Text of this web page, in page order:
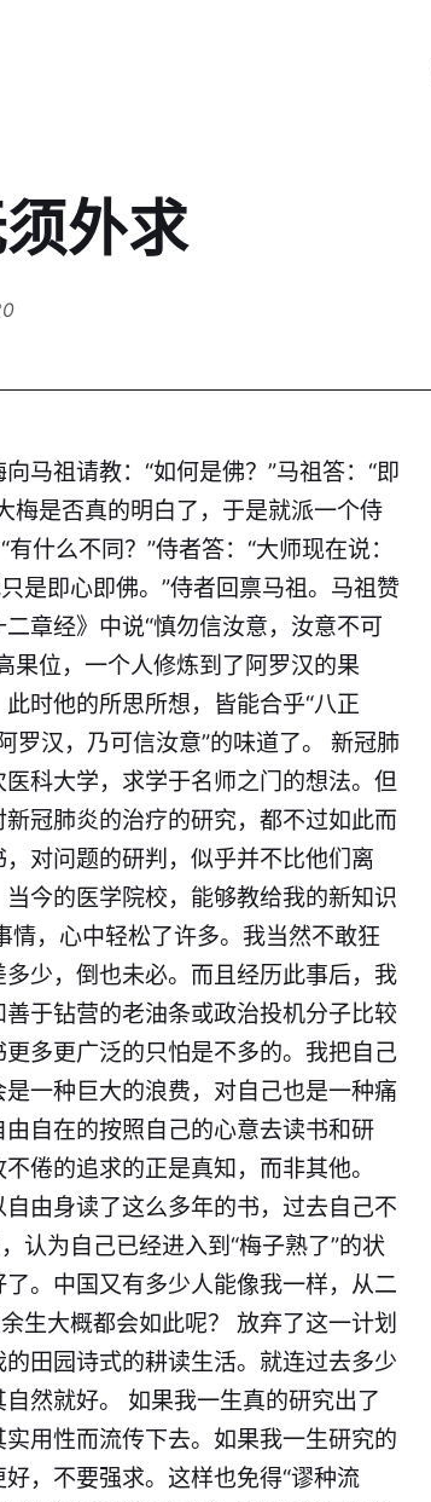
外求
马祖请教：“如何是佛？”马祖答：“即
梅是否真的明白了，于是就派一个侍
什么不同？”侍者答：“大师现在说：
是即心即佛。”侍者回禀马祖。马祖赞
章经》中说“慎勿信汝意，汝意不可
果位，一个人修炼到了阿罗汉的果
时他的所思所想，皆能合乎“八正
罗汉，乃可信汝意”的味道了。 新冠肺
科大学，求学于名师之门的想法。但
冠肺炎的治疗的研究，都不过如此而
对问题的研判，似乎并不比他们离
今的医学院校，能够教给我的新知识
，心中轻松了许多。我当然不敢狂
少，倒也未必。而且经历此事后，我
于钻营的老油条或政治投机分子比较
多更广泛的只怕是不多的。我把自己
一种巨大的浪费，对自己也是一种痛
自在的按照自己的心意去读书和研
倦的追求的正是真知，而非其他。
由身读了这么多年的书，过去自己不
认为自己已经进入到“梅子熟了”的状
。中国又有多少人能像我一样，从二
生大概都会如此呢？ 放弃了这一计划
田园诗式的耕读生活。就连过去多少
然就好。 如果我一生真的研究出了
用性而流传下去。如果我一生研究的
，不要强求。这样也免得“谬种流